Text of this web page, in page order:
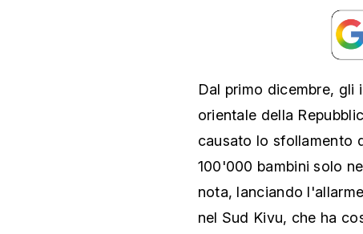
Dal primo dicembre, gli
orientale della
causato lo sfollamento
100'000 bambini solo
nota, lanciando
nel Sud Kivu, che ha